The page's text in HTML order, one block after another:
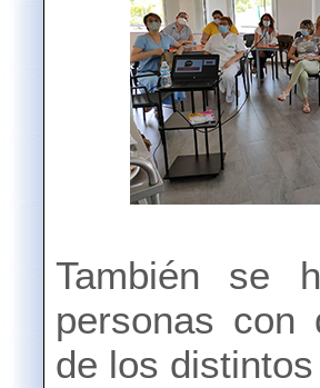
También se
personas con
de los